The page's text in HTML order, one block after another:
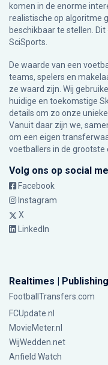
komen in de enorme
realistische op algoritme
beschikbaar te stellen.
SciSports.
De waarde van een
teams, spelers en
ze waard zijn. Wij
huidige en toekomstige
details om zo onze
Vanuit daar zijn we,
om een eigen
voetballers in de
Volg ons op social
Facebook
Instagram
X
LinkedIn
Realtimes |
FootballTransfers.com
FCUpdate.nl
MovieMeter.nl
WijWedden.net
Anfield Watch